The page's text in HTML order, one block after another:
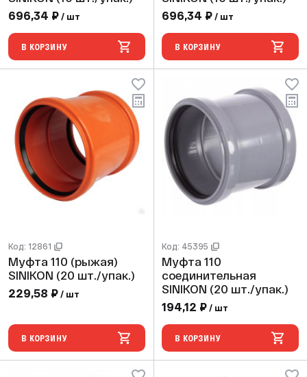
696,34 ₽ / шт
В КОРЗИНУ
696,34 ₽ / шт
В КОРЗИНУ
Код: 12861
Муфта 110 (рыжая)
SINIKON (20 шт./упак.)
229,58 ₽ / шт
В КОРЗИНУ
Код: 45395
Муфта 110
соединительная
SINIKON (20 шт./упак.)
194,12 ₽ / шт
В КОРЗИНУ